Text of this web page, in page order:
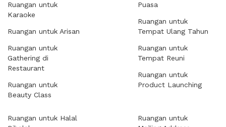
Ruangan untuk
Karaoke
Ruangan untuk Arisan
Ruangan untuk
Gathering di
Restaurant
Ruangan untuk
Beauty Class
Puasa
Ruangan untuk
Tempat Ulang Tahun
Ruangan untuk
Tempat Reuni
Ruangan untuk
Product Launching
Ruangan untuk Halal
Ruangan untuk